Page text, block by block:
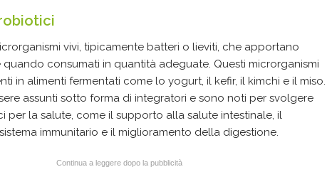
vivi, tipicamente batteri o lieviti, che apportano
consumati in quantità adeguate. Questi microrganismi
in alimenti fermentati come lo yogurt, il kefir, il kimchi e il miso.
assunti sotto forma di integratori e sono noti per svolgere
per la salute, come il supporto alla salute intestinale, il
immunitario e il miglioramento della digestione.
Continua a leggere dopo la pubblicità